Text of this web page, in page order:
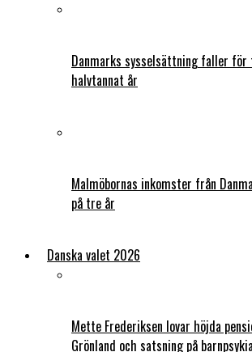
Danmarks sysselsättning faller för
halvtannat år
Malmöbornas inkomster från
på tre år
Danska valet 2026
Mette Frederiksen lovar höjda
Grönland och satsning på